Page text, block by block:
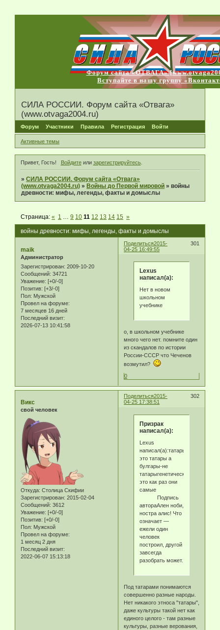
Форум сайта «ОТВАГА»
Вступайте в нашу группу
СИЛА РОССИИ. Форум сайта «Отвага»
(www.otvaga2004.ru)
Форум Участники Правила Регистрация Войти
Активные темы
Привет, Гость! Войдитеили зарегистрируйтесь.
»СИЛА РОССИИ. Форум сайта «Отвага»
(www.otvaga2004.ru) » Войны до Первой мировой »войны
древности: мифы, легенды, факты и домыслы
войны древности: мифы, легенды, факты и домыслы
Страница:« 1 9 10 11 12 13 14 15 »
Поделиться 301
2015-
04-25 16:49:55
maik
Администратор
Зарегистрирован: 2009-10-20
Сообщений: 34721
Уважение: [+0/-0]
Позитив: [+3/-0]
Пол: Мужской
Провел на форуме:
7 месяцев 16 дней
Последний визит:
2026-07-13 10:41:58
Lexus
написал(а):
Нет в новом
школьном
учебнике
о, в школьном учебнике
много чего нет. помните один
из скандалов по истории
России-СССР что Чеченов
возмутил?
0
Поделиться 302
2015-
04-25 17:38:51
Викс
свой человек
Откуда: Столица Скифии
Зарегистрирован: 2015-02-04
Сообщений: 3612
Уважение: [+0/-0]
Позитив: [+0/-0]
Пол: Мужской
Провел на форуме:
1 месяц 2 дня
Последний визит:
2022-06-07 15:13:18
Призрак
написал(а):
Lexus
написал(а):татары
это татары а
булгары-не
татарыгенетически
это как раз они
самые
Подпись
автораАлен ноби,
ностра алис! Что
означает —
ежели один
человек
построил, другой
завсегда
разобрать может.
Под татарами понимаются
совершенно разные народы.
Нет никакого этноса "татары",
даже культуры такой нет как
единого целого - там разные
культуры, разные верования,